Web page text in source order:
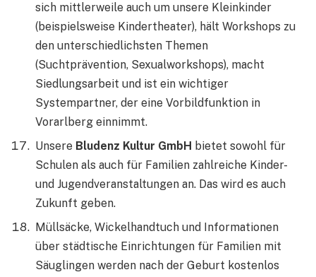
sich mittlerweile auch um unsere Kleinkinder
(beispielsweise Kindertheater), hält Workshops zu
den unterschiedlichsten Themen
(Suchtprävention, Sexualworkshops), macht
Siedlungsarbeit und ist ein wichtiger
Systempartner, der eine Vorbildfunktion in
Vorarlberg einnimmt.
Unsere Bludenz Kultur GmbH bietet sowohl für
Schulen als auch für Familien zahlreiche Kinder-
und Jugendveranstaltungen an. Das wird es auch
Zukunft geben.
Müllsäcke, Wickelhandtuch und Informationen
über städtische Einrichtungen für Familien mit
Säuglingen werden nach der Geburt kostenlos